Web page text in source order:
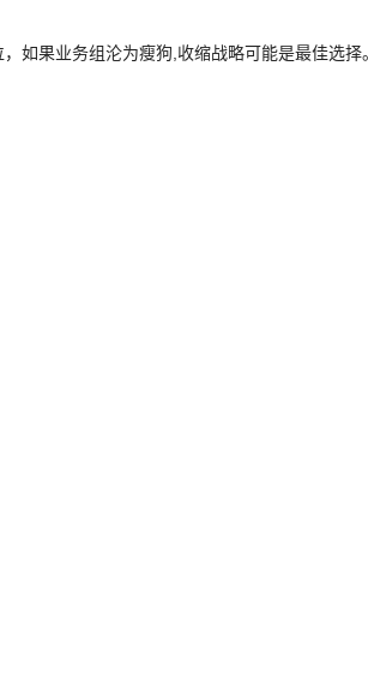
如果业务组沦为瘦狗,收缩战略可能是最佳选择。